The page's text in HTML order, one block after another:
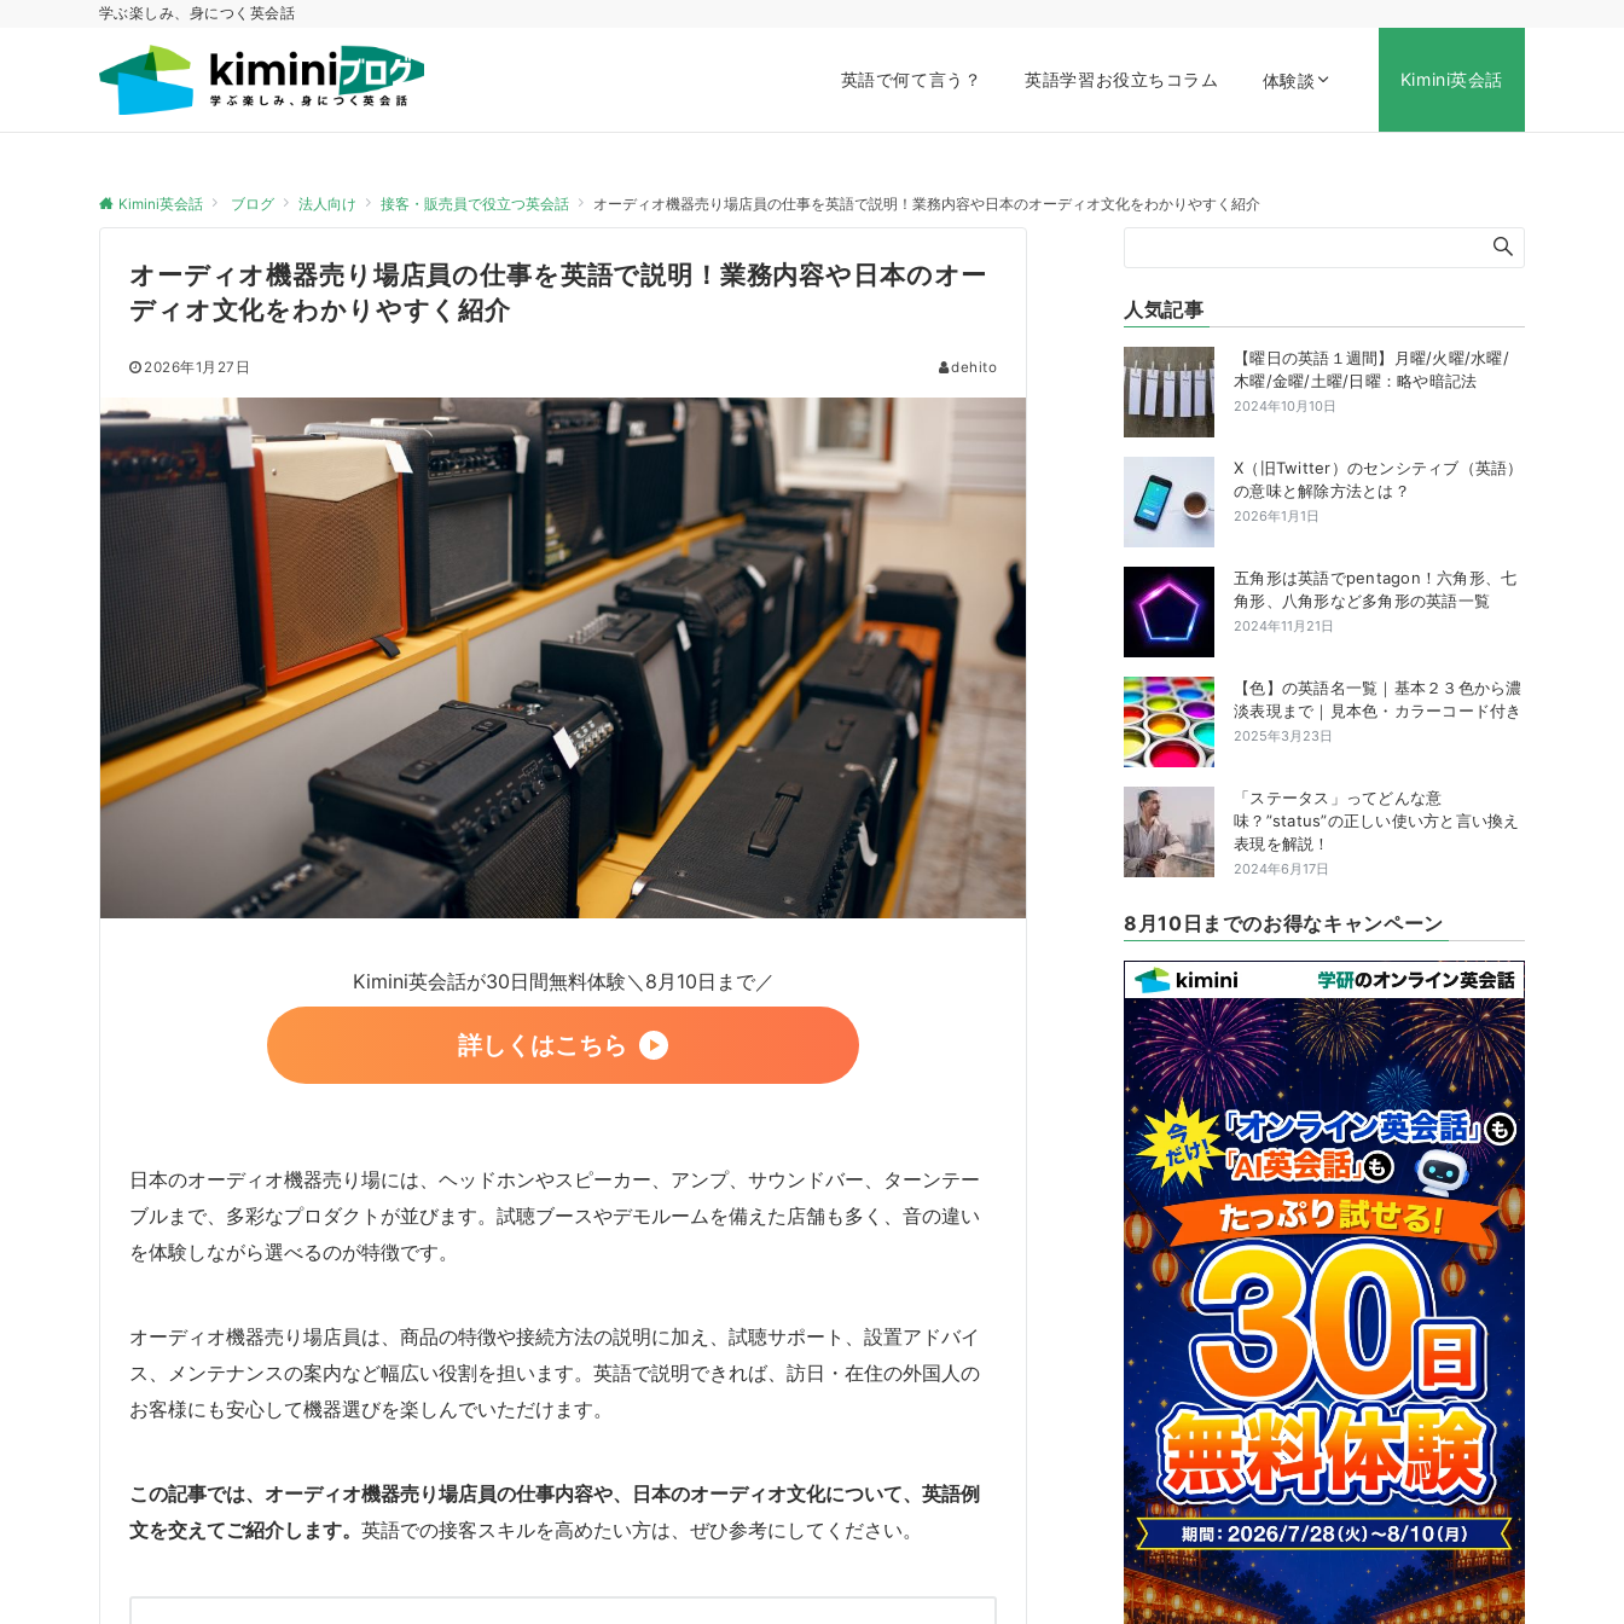
学ぶ楽しみ、身につく英会話
英語で何て言う？ 英語学習お役立ちコラム 体験談 Kimini英会話
Kimini英会話 ブログ 法人向け 接客・販売員で役立つ英会話 オーディオ機器売り場店員の仕事を英語で説明！業務内容や日本のオーディオ文化をわかりやすく紹介
オーディオ機器売り場店員の仕事を英語で説明！業務内容や日本のオー
ディオ文化をわかりやすく紹介
2026年1月27日 dehito
Kimini英会話が30日間無料体験＼8月10日まで／
詳しくはこちら
日本のオーディオ機器売り場には、ヘッドホンやスピーカー、アンプ、サウンドバー、ターンテー
ブルまで、多彩なプロダクトが並びます。試聴ブースやデモルームを備えた店舗も多く、音の違い
を体験しながら選べるのが特徴です。
オーディオ機器売り場店員は、商品の特徴や接続方法の説明に加え、試聴サポート、設置アドバイ
ス、メンテナンスの案内など幅広い役割を担います。英語で説明できれば、訪日・在住の外国人の
お客様にも安心して機器選びを楽しんでいただけます。
この記事では、オーディオ機器売り場店員の仕事内容や、日本のオーディオ文化について、英語例
文を交えてご紹介します。 英語での接客スキルを高めたい方は、ぜひ参考にしてください。
人気記事
【曜日の英語１週間】月曜/火曜/水曜/
木曜/金曜/土曜/日曜：略や暗記法
2024年10月10日
X（旧Twitter）のセンシティブ（英語）
の意味と解除方法とは？
2026年1月1日
五角形は英語でpentagon！六角形、七
角形、八角形など多角形の英語一覧
2024年11月21日
【色】の英語名一覧｜基本２３色から濃
淡表現まで｜見本色・カラーコード付き
2025年3月23日
「ステータス」ってどんな意
味？”status”の正しい使い方と言い換え
表現を解説！
2024年6月17日
8月10日までのお得なキャンペーン